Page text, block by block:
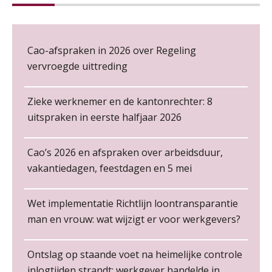
werkvloer
Non-actiefstelling en schorsing: de
regels, de risico’s en de
loondoorbetaling
De mensen achter de loonstrook: in
gesprek met Susan Hendriks
die van jouzelf?
Cao-afspraken in 2026 over Regeling
vervroegde uittreding
Zieke werknemer en de kantonrechter: 8
uitspraken in eerste halfjaar 2026
Cao’s 2026 en afspraken over arbeidsduur,
vakantiedagen, feestdagen en 5 mei
Wet implementatie Richtlijn loontransparantie
man en vrouw: wat wijzigt er voor werkgevers?
Ontslag op staande voet na heimelijke controle
NOV
MOCuitgevers
NOV
MOCuitgevers
18
NOV
Online cursus Verplichte toepassing cao en pensioen
MOCuitgevers
20
NOV
MOCuitgevers
26
NOV
MOCuitgevers
Senior Payroll Officer
Forvis Mazars